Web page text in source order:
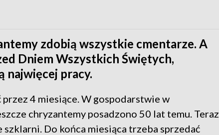
zdobią wszystkie cmentarze. A
Dniem Wszystkich Świętych,
najwięcej pracy.
4 miesiące. W gospodarstwie w
chryzantemy posadzono 50 lat temu. Teraz
Do końca miesiąca trzeba sprzedać